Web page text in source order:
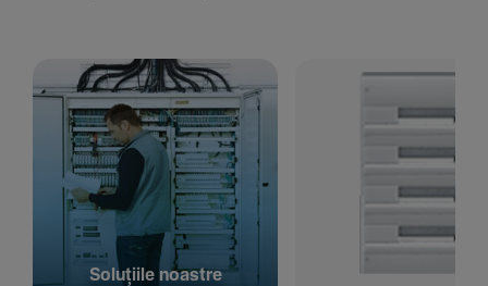
Solu­țiile noastre